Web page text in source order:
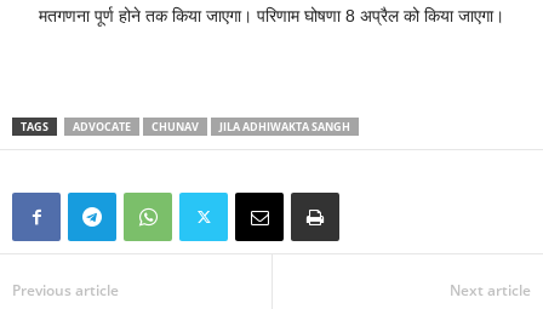
मतगणना पूर्ण होने तक किया जाएगा। परिणाम घोषणा 8 अप्रैल को किया जाएगा।
TAGS ADVOCATE CHUNAV JILA ADHIWAKTA SANGH
Previous article Next article